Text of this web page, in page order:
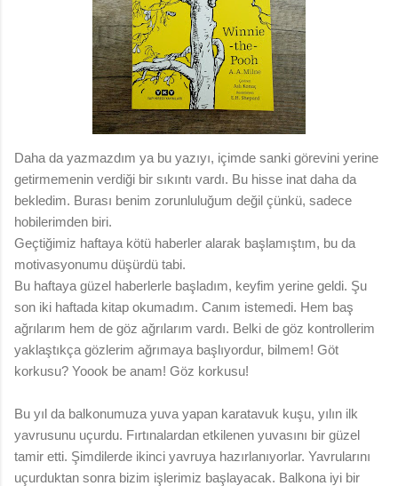
Daha da yazmazdım ya bu yazıyı, içimde sanki görevini yerine
getirmemenin verdiği bir sıkıntı vardı. Bu hisse inat daha da
bekledim. Burası benim zorunluluğum değil çünkü, sadece
hobilerimden biri.
Geçtiğimiz haftaya kötü haberler alarak başlamıştım, bu da
motivasyonumu düşürdü tabi.
Bu haftaya güzel haberlerle başladım, keyfim yerine geldi. Şu
son iki haftada kitap okumadım. Canım istemedi. Hem baş
ağrılarım hem de göz ağrılarım vardı. Belki de göz kontrollerim
yaklaştıkça gözlerim ağrımaya başlıyordur, bilmem! Göt
korkusu? Yoook be anam! Göz korkusu!
Bu yıl da balkonumuza yuva yapan karatavuk kuşu, yılın ilk
yavrusunu uçurdu. Fırtınalardan etkilenen yuvasını bir güzel
tamir etti. Şimdilerde ikinci yavruya hazırlanıyorlar. Yavrularını
uçurduktan sonra bizim işlerimiz başlayacak. Balkona iyi bir